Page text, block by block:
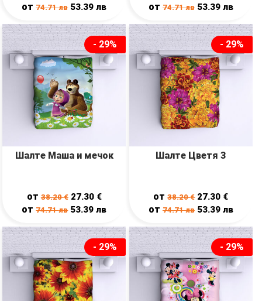
от74.71лв 53.39лв от 74.71лв 53.39 лв
- 29%
Шалте Маша и мечок
от38.20€ 27.30 €
от74.71лв 53.39лв
- 29%
Шалте Цветя 3
от38.20€ 27.30 €
от 74.71лв 53.39 лв
- 29% - 29%